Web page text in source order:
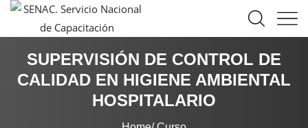
SUPERVISIÓN DE CONTROL DE
CALIDAD EN HIGIENE AMBIENTAL
HOSPITALARIO